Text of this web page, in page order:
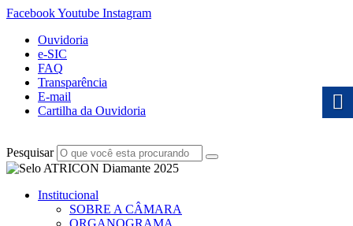
FacebookYoutube Instagram
Ouvidoria
e-SIC
FAQ
Transparência
E-mail
Cartilha da Ouvidoria
Pesquisar
Institucional
SOBRE A CÂMARA
ORGANOGRAMA